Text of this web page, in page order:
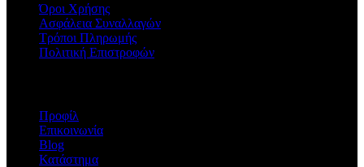
Όροι Χρήσης
Ασφάλεια Συναλλαγών
Τρόποι Πληρωμής
Πολιτική Επιστροφών
Προφίλ
Επικοινωνία
Blog
Κατάστημα